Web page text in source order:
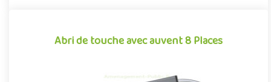
Abri de touche avec auvent 8 Places